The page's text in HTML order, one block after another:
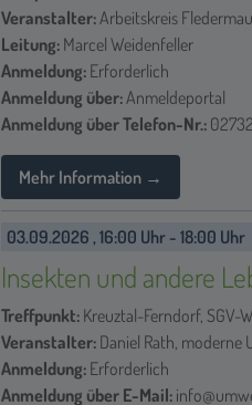
Veranstalter:Arbeitskreis
Leitung: Marcel Weidenfeller
Anmeldung: Erforderlich
Anmeldung über:Anmeldeportal
Anmeldung über Telefon-Nr.:
Mehr Information →
03.09.2026 , 16:00 Uhr - 18:00 Uhr
Insekten und andere
Treffpunkt: Kreuztal-Ferndorf, SGV-
Veranstalter: Daniel Rath, moderne
Anmeldung: Erforderlich
Anmeldung über E-Mail: